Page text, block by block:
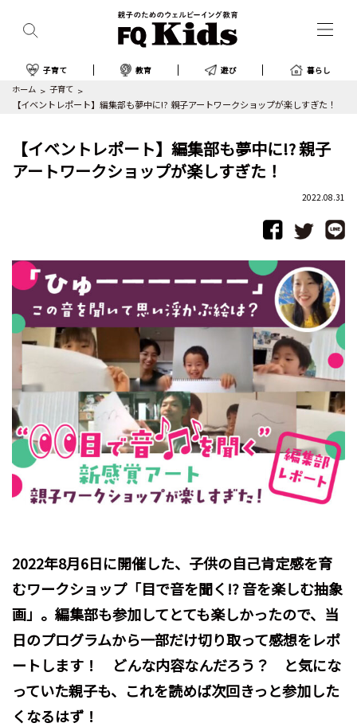
子育て 教育 遊び 暮らし
ホーム 子育て
【イベントレポート】編集部も夢中に!? 親子アートワークショップが楽しすぎた！
【イベントレポート】編集部も夢中に!? 親子
アートワークショップが楽しすぎた！
2022.08.31
2022年8月6日に開催した、子供の自己肯定感を育
むワークショップ「目で音を聞く!? 音を楽しむ抽象
画」。編集部も参加してとても楽しかったので、当
日のプログラムから一部だけ切り取って感想をレポ
ートします！ どんな内容なんだろう？ と気にな
っていた親子も、これを読めば次回きっと参加した
くなるはず！